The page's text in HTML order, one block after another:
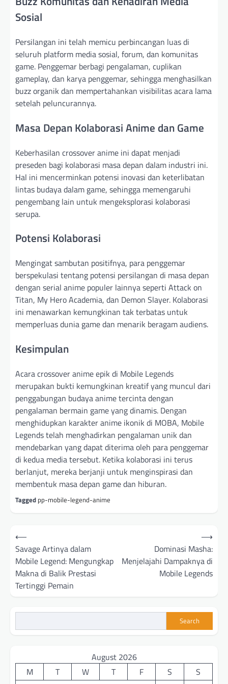
Sosial
Persilangan ini telah memicu perbincangan luas di
seluruh platform media sosial, forum, dan komunitas
game. Penggemar berbagi pengalaman, cuplikan
gameplay, dan karya penggemar, sehingga menghasilkan
buzz organik dan mempertahankan visibilitas acara lama
setelah peluncurannya.
Masa Depan Kolaborasi Anime dan Game
Keberhasilan crossover anime ini dapat menjadi
preseden bagi kolaborasi masa depan dalam industri ini.
Hal ini mencerminkan potensi inovasi dan keterlibatan
lintas budaya dalam game, sehingga memengaruhi
pengembang lain untuk mengeksplorasi kolaborasi
serupa.
Potensi Kolaborasi
Mengingat sambutan positifnya, para penggemar
berspekulasi tentang potensi persilangan di masa depan
dengan serial anime populer lainnya seperti Attack on
Titan, My Hero Academia, dan Demon Slayer. Kolaborasi
ini menawarkan kemungkinan tak terbatas untuk
memperluas dunia game dan menarik beragam audiens.
Kesimpulan
Acara crossover anime epik di Mobile Legends
merupakan bukti kemungkinan kreatif yang muncul dari
penggabungan budaya anime tercinta dengan
pengalaman bermain game yang dinamis. Dengan
menghidupkan karakter anime ikonik di MOBA, Mobile
Legends telah menghadirkan pengalaman unik dan
mendebarkan yang dapat diterima oleh para penggemar
di kedua media tersebut. Ketika kolaborasi ini terus
berlanjut, mereka berjanji untuk menginspirasi dan
membentuk masa depan game dan hiburan.
Tagged pp-mobile-legend-anime
Post
navigation
⟵
Savage Artinya dalam
Mobile Legend: Mengungkap
Makna di Balik Prestasi
Tertinggi Pemain
Dominasi Masha:
Menjelajahi Dampaknya di
Mobile Legends
⟶
Search
August 2026
M
T W T F S
S